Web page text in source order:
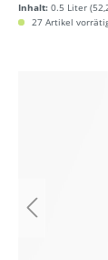
Inhalt: 0.5 Liter
27 Artikel